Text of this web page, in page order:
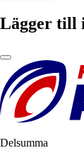
Lägger till
Delsumma